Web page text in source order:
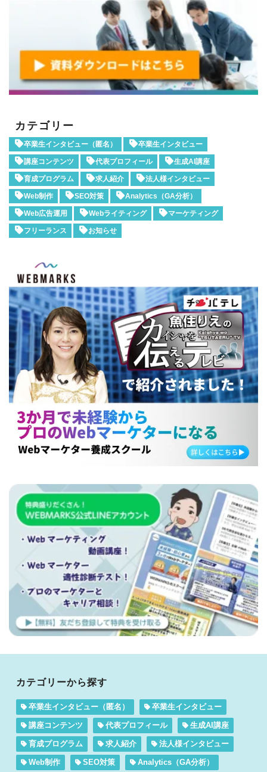
カテゴリー
卒業生インタビュー（匿名） 卒業生インタビュー
講座コンテンツ 代表プロフィール 生成AI講座
育成プログラム 求人紹介 法人様インタビュー
Web制作 SEO対策 Analytics（GA分析）
Web広告運用 Webライティング マーケティング
フリーランス お知らせ
カテゴリーから探す
卒業生インタビュー（匿名） 卒業生インタビュー
講座コンテンツ 代表プロフィール 生成AI講座
育成プログラム 求人紹介 法人様インタビュー
Web制作 SEO対策 Analytics（GA分析）